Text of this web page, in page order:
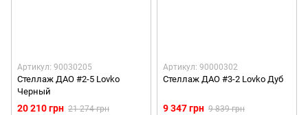
Артикул: 90030205
Стеллаж ДАО #2-5 Lovko
Черный
20 210 грн 21 274 грн
Артикул: 90000302
Стеллаж ДАО #3-2 Lovko Дуб
9 347 грн 9 839 грн